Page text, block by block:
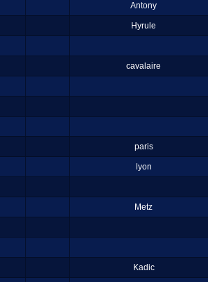
Antony
Hyrule
cavalaire
paris
lyon
Metz
Kadic